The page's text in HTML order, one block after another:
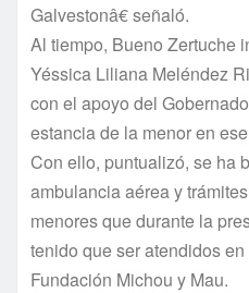
Galvestonâ€ señaló.
Al tiempo, Bueno Zertuche
Yéssica Liliana Meléndez
con el apoyo del
estancia de la menor en
Con ello, puntualizó, se ha
ambulancia aérea y
menores que durante la
tenido que ser atendidos
Fundación Michou y Mau.